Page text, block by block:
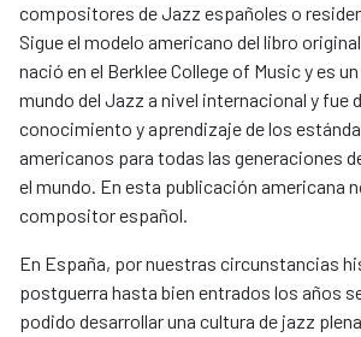
compositores de Jazz españoles o
Sigue el modelo americano del libro
nació en el Berklee College of Music y es
mundo del Jazz a nivel internacional y fue
conocimiento y aprendizaje de los
americanos para todas las generaciones
el mundo. En esta publicación americana
compositor español.
En España, por nuestras circunstancias
postguerra hasta bien entrados los años
podido desarrollar una cultura de jazz